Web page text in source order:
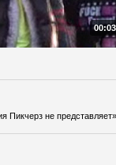
Пикчерз не